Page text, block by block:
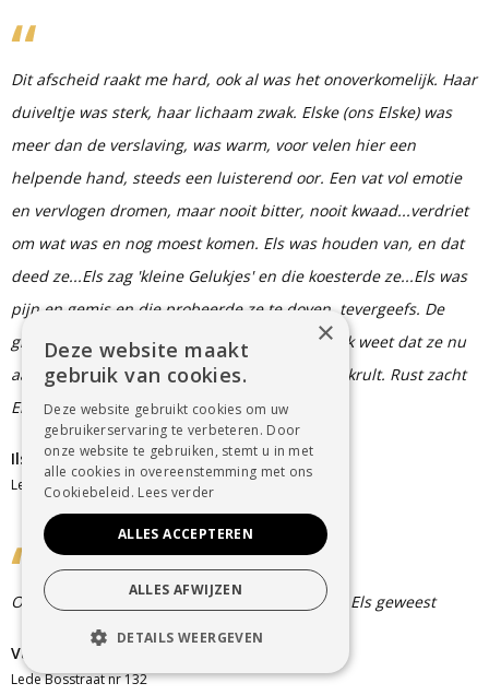
Dit afscheid raakt me hard, ook al was het onoverkomelijk. Haar
duiveltje was sterk, haar lichaam zwak. Elske (ons Elske) was
meer dan de verslaving, was warm, voor velen hier een
helpende hand, steeds een luisterend oor. Een vat vol emotie
en vervlogen dromen, maar nooit bitter, nooit kwaad...verdriet
om wat was en nog moest komen. Els was houden van, en dat
deed ze...Els zag 'kleine Gelukjes' en die koesterde ze...Els was
pijn en gemis en die probeerde ze te doven, tevergeefs. De
glimlach die ze hier soms moeilijk vond, wel, ik weet dat ze nu
aan de zijde van haar mama de mondhoeken krult. Rust zacht
Elske.
Ilse De Wilde
Lede
Oprechte deelneming veel sterkte collega van Els geweest
Van der Stuyft christine
Lede Bosstraat nr 132
×
Deze website maakt
gebruik van cookies.
Deze website gebruikt cookies om uw
gebruikerservaring te verbeteren. Door
onze website te gebruiken, stemt u in met
alle cookies in overeenstemming met ons
Cookiebeleid. Lees verder
ALLES ACCEPTEREN
ALLES AFWIJZEN
DETAILS WEERGEVEN
STRIKT NOODZAKELIJK